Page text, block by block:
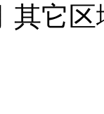
其它